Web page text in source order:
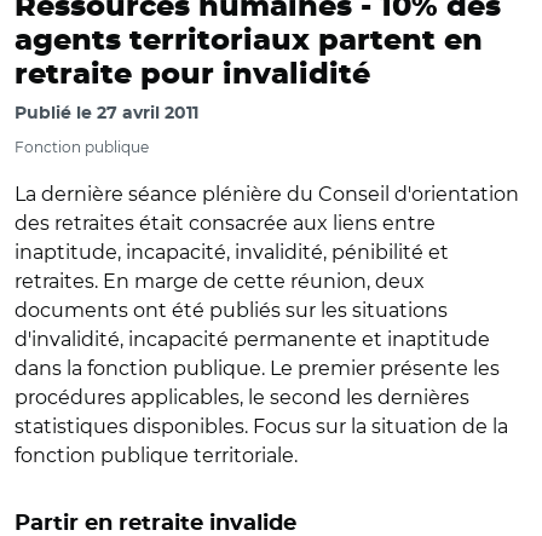
Ressources humaines - 10% des
agents territoriaux partent en
retraite pour invalidité
Publié le 27 avril 2011
Fonction publique
La dernière séance plénière du Conseil d'orientation
des retraites était consacrée aux liens entre
inaptitude, incapacité, invalidité, pénibilité et
retraites. En marge de cette réunion, deux
documents ont été publiés sur les situations
d'invalidité, incapacité permanente et inaptitude
dans la fonction publique. Le premier présente les
procédures applicables, le second les dernières
statistiques disponibles. Focus sur la situation de la
fonction publique territoriale.
Partir en retraite invalide